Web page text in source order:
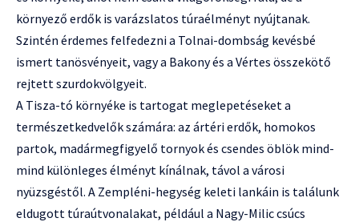
környező erdők is varázslatos túraélményt nyújtanak.
Szintén érdemes felfedezni a Tolnai-dombság kevésbé
ismert tanösvényeit, vagy a Bakony és a Vértes összekötő
rejtett szurdokvölgyeit.
A Tisza-tó környéke is tartogat meglepetéseket a
természetkedvelők számára: az ártéri erdők, homokos
partok, madármegfigyelő tornyok és csendes öblök mind-
mind különleges élményt kínálnak, távol a városi
nyüzsgéstől. A Zempléni-hegység keleti lankáin is találunk
eldugott túraútvonalakat, például a Nagy-Milic csúcs